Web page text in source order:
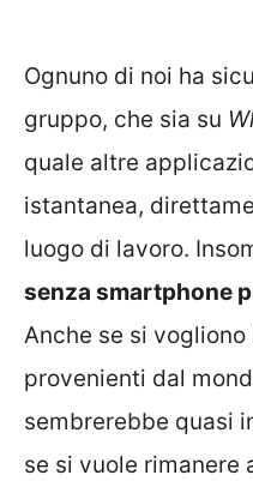
Ognuno di noi ha
gruppo, che sia su
quale altre
istantanea,
luogo di lavoro.
senza smartphone
Anche se si
provenienti dal
sembrerebbe quasi
se si vuole rimanere